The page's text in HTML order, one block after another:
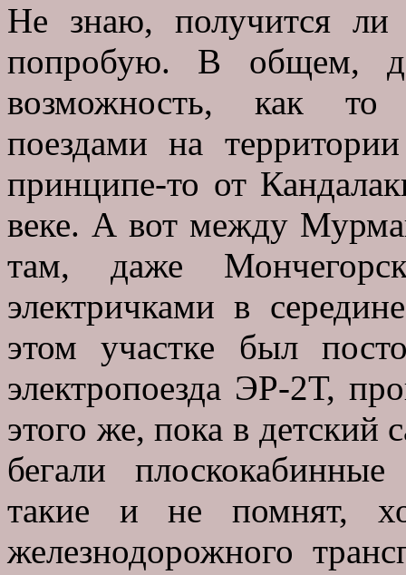
Не знаю, получится ли
попробую. В общем,
возможность, как то
поездами на
принципе-то от
веке. А вот между
там, даже
электричками в
этом участке был
электропоезда ЭР-2Т,
этого же, пока в детский
бегали
такие и не помнят,
железнодорожного